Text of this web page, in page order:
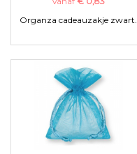
Organza cadeauzakje zwart.